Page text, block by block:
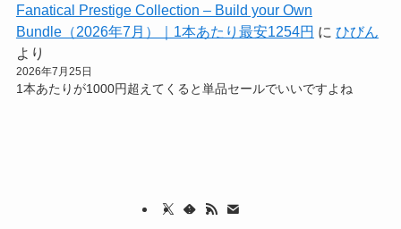
Fanatical Prestige Collection – Build your Own
Bundle（2026年7月）｜1本あたり最安1254円 に ひびん
より
2026年7月25日
1本あたりが1000円超えてくると単品セールでいいですよね